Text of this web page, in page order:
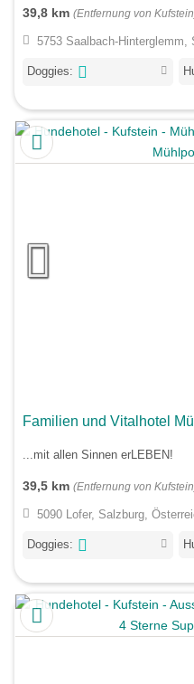
39,8 km (Entfernung von
5753 Saalbach-Hinterglemm,
Doggies:
Familien und Vitalhotel
...mit allen Sinnen erLEBEN!
39,5 km (Entfernung von
5090 Lofer, Salzburg,
Doggies: